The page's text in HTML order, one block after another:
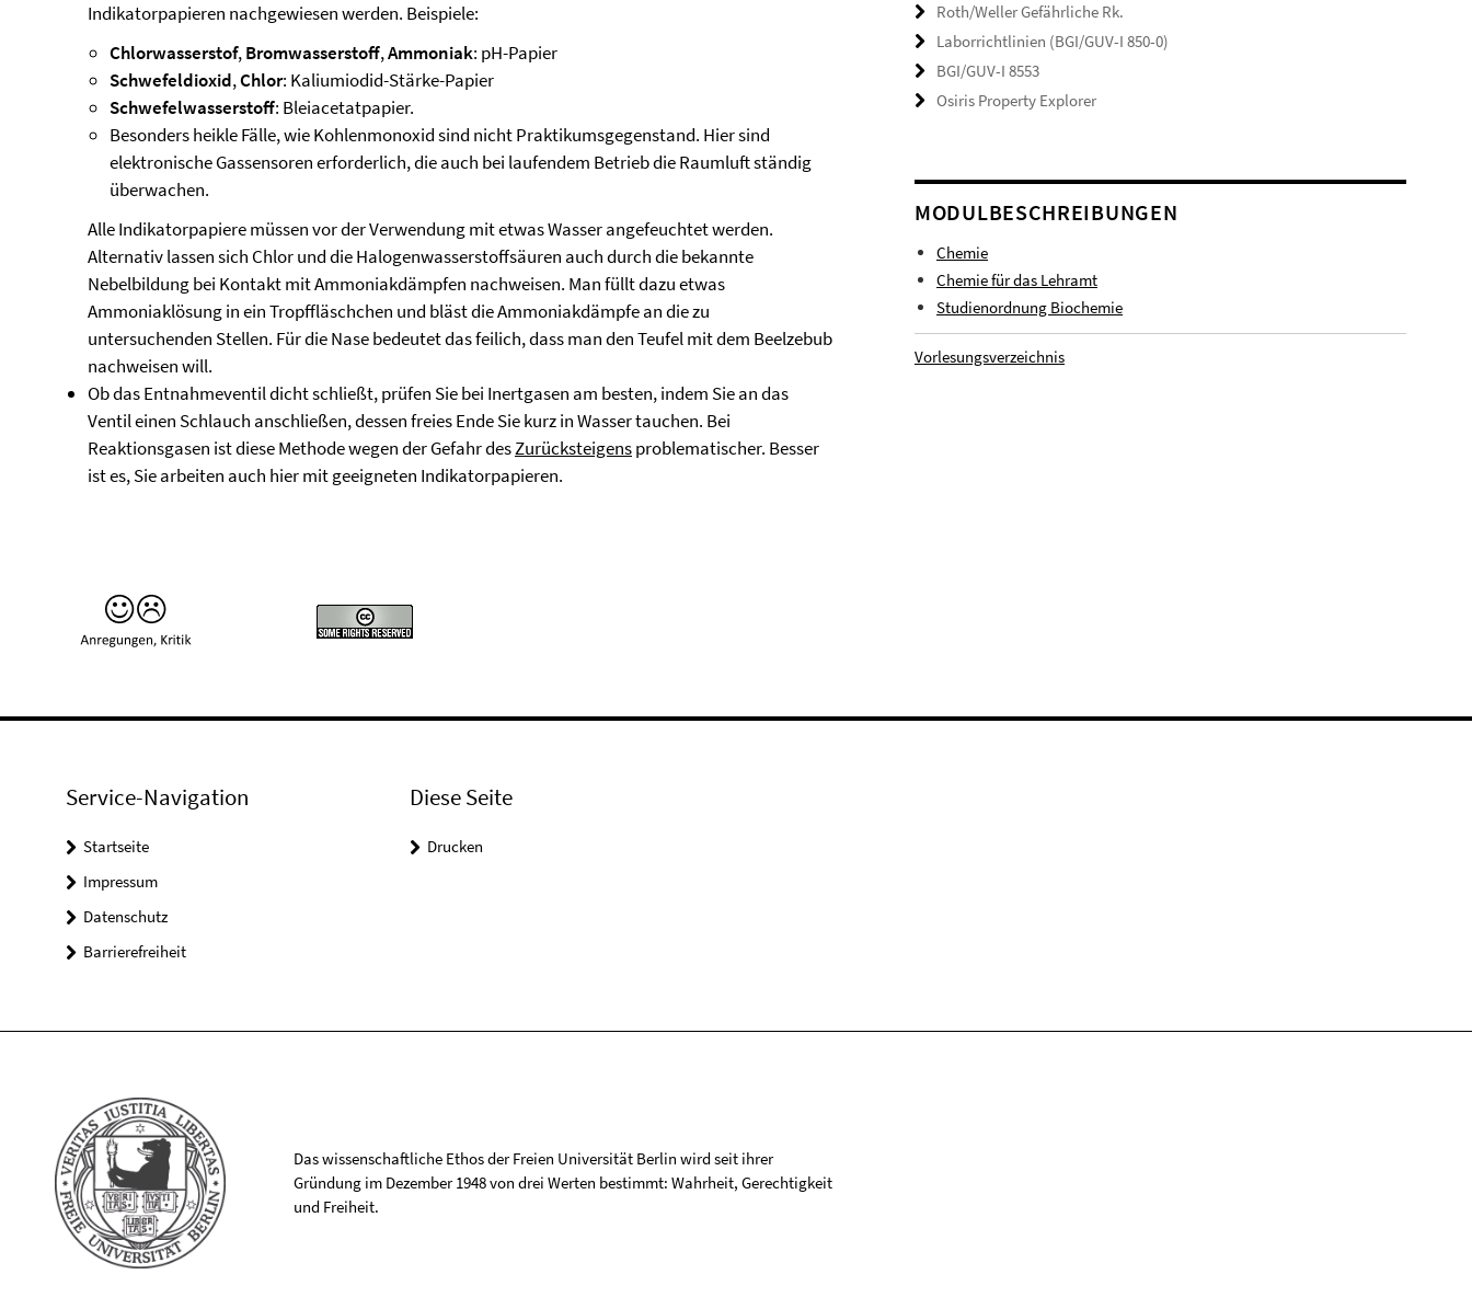
Indikatorpapieren nachgewiesen werden. Beispiele:
Chlorwasserstof,Bromwasserstoff,Ammoniak: pH-Papier
Schwefeldioxid,Chlor: Kaliumiodid-Stärke-Papier
Schwefelwasserstoff: Bleiacetatpapier.
Besonders heikle Fälle, wie Kohlenmonoxid sind nicht Praktikumsgegenstand. Hier sind
elektronische Gassensoren erforderlich, die auch bei laufendem Betrieb die Raumluft ständig
überwachen.
Alle Indikatorpapiere müssen vor der Verwendung mit etwas Wasser angefeuchtet werden.
Alternativ lassen sich Chlor und die Halogenwasserstoffsäuren auch durch die bekannte
Nebelbildung bei Kontakt mit Ammoniakdämpfen nachweisen. Man füllt dazu etwas
Ammoniaklösung in ein Tropffläschchen und bläst die Ammoniakdämpfe an die zu
untersuchenden Stellen. Für die Nase bedeutet das feilich, dass man den Teufel mit dem Beelzebub
nachweisen will.
Ob das Entnahmeventil dicht schließt, prüfen Sie bei Inertgasen am besten, indem Sie an das
Ventil einen Schlauch anschließen, dessen freies Ende Sie kurz in Wasser tauchen. Bei
Reaktionsgasen ist diese Methode wegen der Gefahr desZurücksteigensproblematischer. Besser
ist es, Sie arbeiten auch hier mit geeigneten Indikatorpapieren.
Roth/Weller Gefährliche Rk.
Laborrichtlinien (BGI/GUV-I 850-0)
BGI/GUV-I 8553
Osiris Property Explorer
MODULBESCHREIBUNGEN
Chemie
Chemie für das Lehramt
Studienordnung Biochemie
Vorlesungsverzeichnis
Service-Navigation
Startseite
Impressum
Datenschutz
Barrierefreiheit
Diese Seite
Drucken
Das wissenschaftliche Ethos der Freien Universität Berlin wird seit ihrer
Gründung im Dezember 1948 von drei Werten bestimmt: Wahrheit, Gerechtigkeit
und Freiheit.